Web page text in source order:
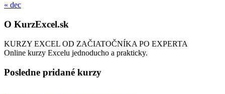
« dec
O KurzExcel.sk
KURZY EXCEL OD ZAČIATOČNÍKA PO EXPERTA
Online kurzy Excelu jednoducho a prakticky.
Posledne pridané kurzy